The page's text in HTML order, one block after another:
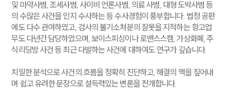
및 마약사범, 조세사범, 사이비 언론사범, 의료 사범, 대형 도박사범 등
의 수많은 사건을 인지 수사하는 등 수사경험이 풍부합니다. 법정 공판
에도 다수 관여하였고, 검사의 불기소처분의 잘못을 지적하는 항고업
무도 다년간 담당하였으며, 보이스피싱이나 로맨스스캠, 가상화폐, 주
식리딩방 사건 등 최근 다발하는 사건에 대하여도 연구가 깊습니다.
치밀한 분석으로 사건의 흐름을 정확히 진단하고, 해결의 맥을 짚어내
며 쉽고 유려한 문장으로 설득력있는 변론을 전개합니다.